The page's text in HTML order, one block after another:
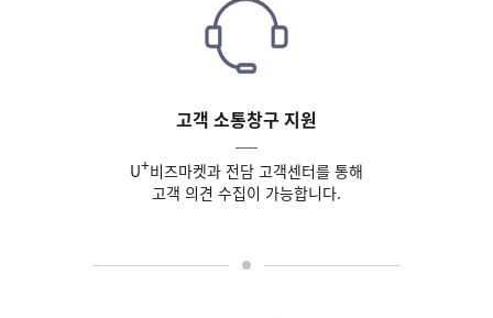
고객 소통창구 지원
U+비즈마켓과 전담 고객센터를 통해
고객 의견 수집이 가능합니다.